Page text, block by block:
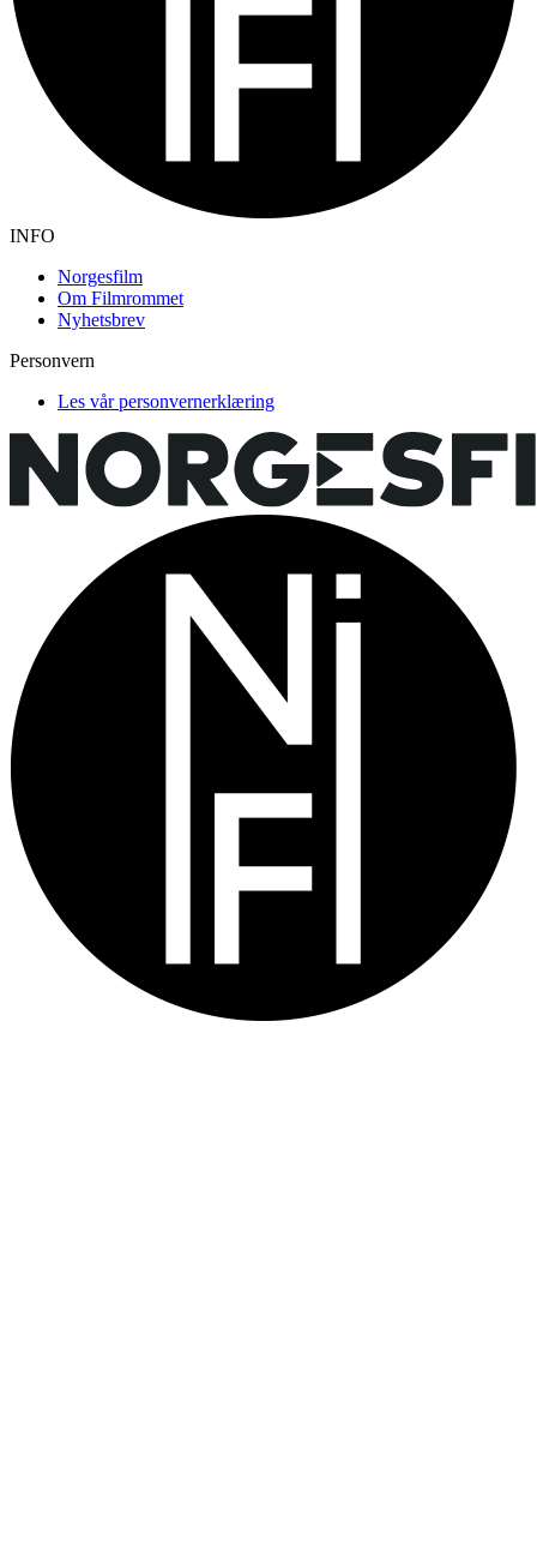
INFO
Norgesfilm
Om Filmrommet
Nyhetsbrev
Personvern
Les vår personvernerklæring